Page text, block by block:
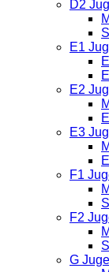
D2
E1
E2
E3
F1
F2
G